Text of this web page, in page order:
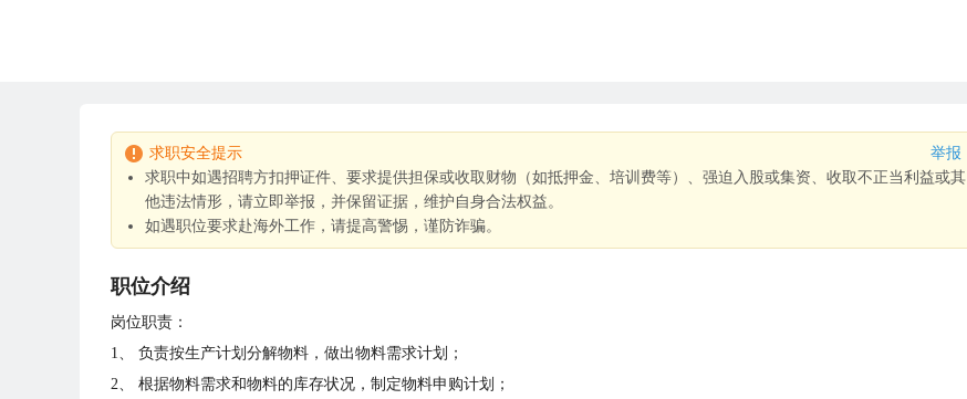
求职安全提示
举报
求职中如遇招聘方扣押证件、要求提供担保或收取财物（如抵押金、培训费等）、强迫入股或集资、收取不正当利益或其
他违法情形，请立即举报，并保留证据，维护自身合法权益。
如遇职位要求赴海外工作，请提高警惕，谨防诈骗。
职位介绍
岗位职责：
1、 负责按生产计划分解物料，做出物料需求计划；
2、 根据物料需求和物料的库存状况，制定物料申购计划；